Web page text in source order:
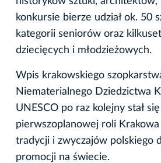
konkursie bierze udział ok. 50
kategorii seniorów oraz
dziecięcych i młodzieżowych.
Wpis krakowskiego
Niematerialnego Dziedzictwa
UNESCO po raz kolejny stał
pierwszoplanowej roli
tradycji i zwyczajów polskiego
promocji na świecie.